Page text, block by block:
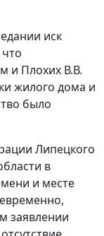
иск
и Плохих В.В.
жилого дома и
было
Липецкого
в
и месте
заявлении